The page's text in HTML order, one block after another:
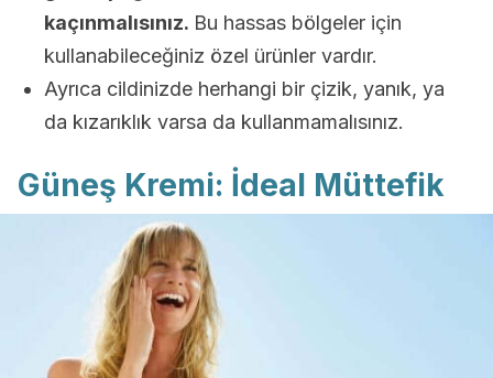
kaçınmalısınız. Bu hassas bölgeler için
kullanabileceğiniz özel ürünler vardır.
Ayrıca cildinizde herhangi bir çizik, yanık, ya
da kızarıklık varsa da kullanmamalısınız.
Güneş Kremi: İdeal Müttefik